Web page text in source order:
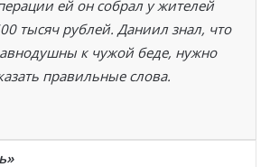
ей он собрал у жителей
тысяч рублей. Даниил знал, что
к чужой беде, нужно
правильные слова.